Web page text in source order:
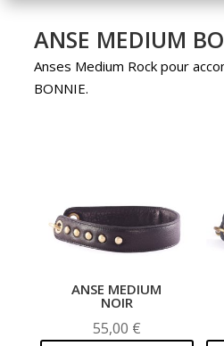
ANSE MEDIUM
Anses Medium Rock pour
BONNIE.
ANSE MEDIUM
NOIR
55,00 €